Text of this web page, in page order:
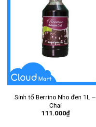
Sinh tố Berrino Nho đen 1L –
Chai
111.000₫